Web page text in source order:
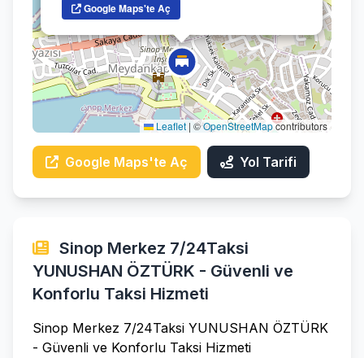
Google Maps'te Aç
Leaflet | ©OpenStreetMapcontributors
Google Maps'te Aç Yol Tarifi
Sinop Merkez 7/24Taksi
YUNUSHAN ÖZTÜRK - Güvenli ve
Konforlu Taksi Hizmeti
Sinop Merkez 7/24Taksi YUNUSHAN ÖZTÜRK
- Güvenli ve Konforlu Taksi Hizmeti